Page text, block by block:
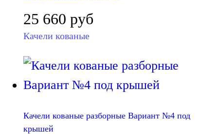
25 660 руб
Качели кованые
Качели кованые разборные Вариант №4 под
крышей